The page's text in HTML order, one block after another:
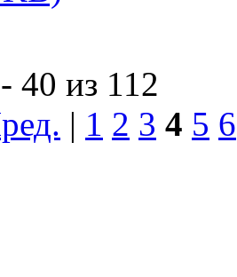
40 из 112
| 1 2 3 4 5 6